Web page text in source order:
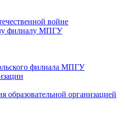
войне
филиалу МПГУ
филиала МПГУ
образовательной организацией